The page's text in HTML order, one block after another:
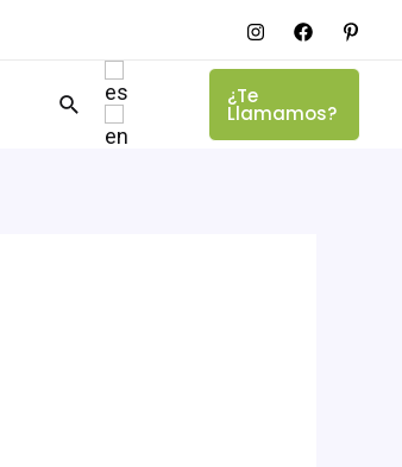
¿Te
Llamamos?